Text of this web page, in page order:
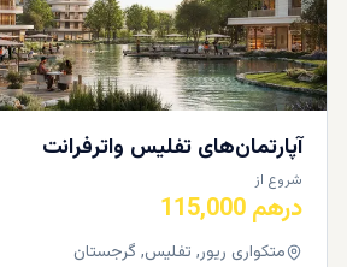
آپارتمان‌های تفلیس واترفرانت
شروع از
درهم 115,000
متکواری ریور, تفلیس, گرجستان